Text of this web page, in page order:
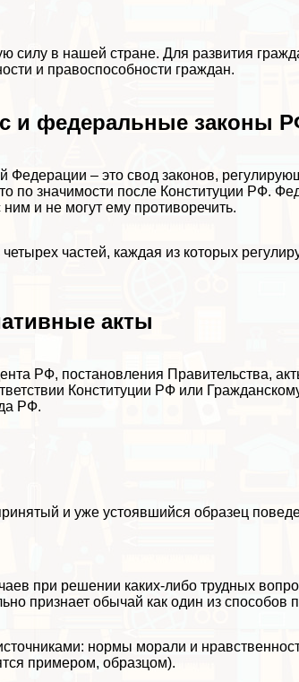
в нашей стране. Для развития
и правоспособности граждан.
и федеральные законы
Федерации – это свод законов,
по значимости после Конституции РФ.
и не могут ему противоречить.
четырех частей, каждая из которых
акты
РФ, постановления Правительства,
Конституции РФ или
РФ.
и уже устоявшийся образец
при решении каких-либо трудных
признает обычай как один из способов
нормы морали и
примером, образцом).